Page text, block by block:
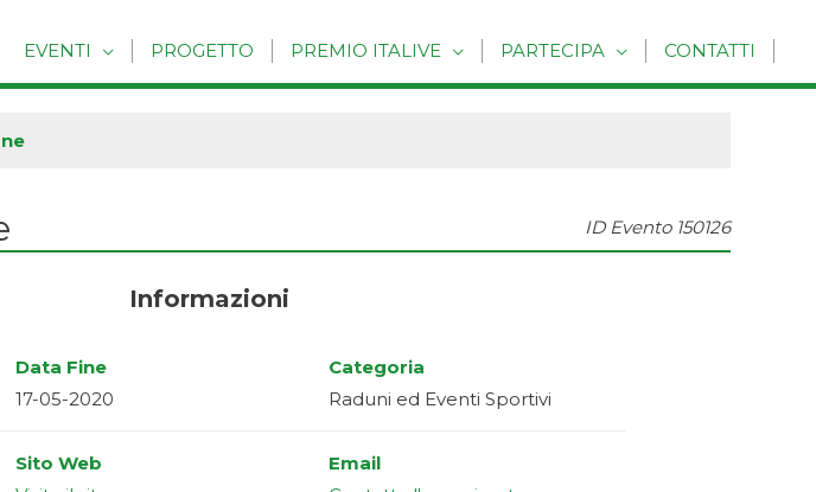
EVENTI PROGETTO PREMIO ITALIVE PARTECIPA CONTATTI
ID Evento 150126
Informazioni
Data Fine
17-05-2020
Categoria
Raduni ed Eventi Sportivi
Sito Web
Email